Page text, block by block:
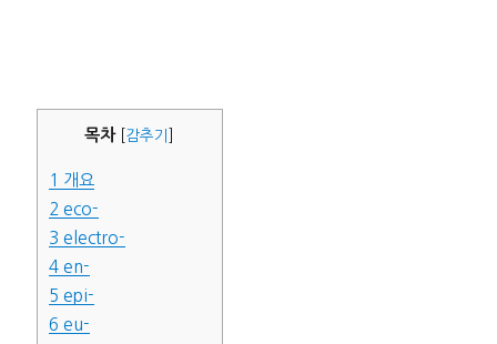
목차 감추기
1 개요
2 eco-
3 electro-
4en-
5 epi-
6 eu-